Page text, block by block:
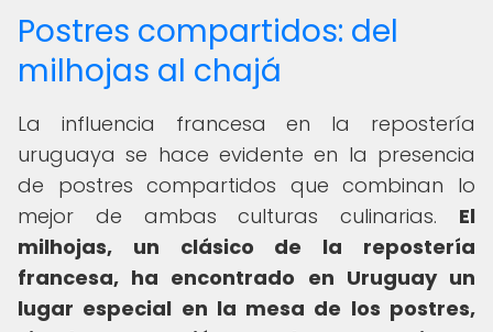
Postres compartidos: del
milhojas al chajá
La influencia francesa en la repostería
uruguaya se hace evidente en la presencia
de postres compartidos que combinan lo
mejor de ambas culturas culinarias. El
milhojas, un clásico de la repostería
francesa, ha encontrado en Uruguay un
lugar especial en la mesa de los postres,